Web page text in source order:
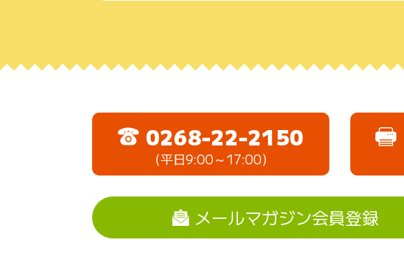
0268-22-2150
（平日9:00～17:00）
メールマガジン会員登録